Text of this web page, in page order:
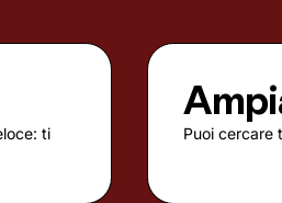
ti
Puoi cercare